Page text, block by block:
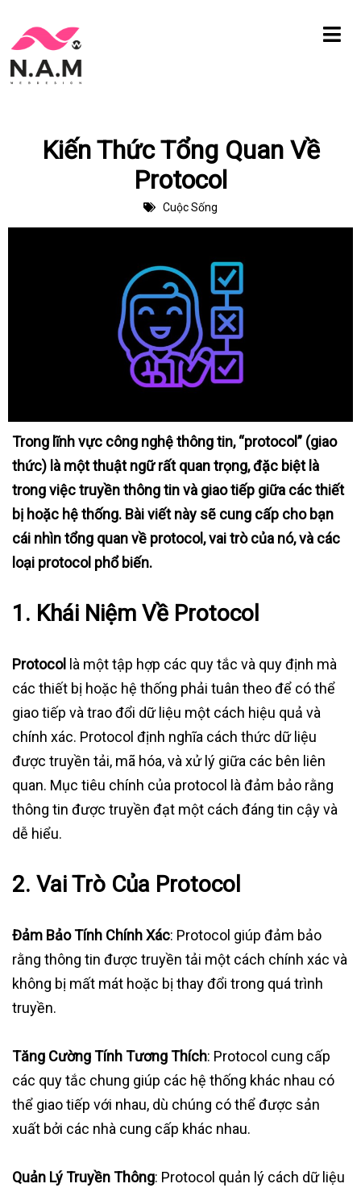
Chuyển
tới
Kiến Thức Tổng Quan Về
Protocol
Cuộc Sống
Trong lĩnh vực công nghệ thông tin, “protocol” (giao
thức) là một thuật ngữ rất quan trọng, đặc biệt là
trong việc truyền thông tin và giao tiếp giữa các thiết
bị hoặc hệ thống. Bài viết này sẽ cung cấp cho bạn
cái nhìn tổng quan về protocol, vai trò của nó, và các
loại protocol phổ biến.
1. Khái Niệm Về Protocol
Protocol là một tập hợp các quy tắc và quy định mà
các thiết bị hoặc hệ thống phải tuân theo để có thể
giao tiếp và trao đổi dữ liệu một cách hiệu quả và
chính xác. Protocol định nghĩa cách thức dữ liệu
được truyền tải, mã hóa, và xử lý giữa các bên liên
quan. Mục tiêu chính của protocol là đảm bảo rằng
thông tin được truyền đạt một cách đáng tin cậy và
dễ hiểu.
2. Vai Trò Của Protocol
Đảm Bảo Tính Chính Xác: Protocol giúp đảm bảo
rằng thông tin được truyền tải một cách chính xác và
không bị mất mát hoặc bị thay đổi trong quá trình
truyền.
Tăng Cường Tính Tương Thích: Protocol cung cấp
các quy tắc chung giúp các hệ thống khác nhau có
thể giao tiếp với nhau, dù chúng có thể được sản
xuất bởi các nhà cung cấp khác nhau.
Quản Lý Truyền Thông: Protocol quản lý cách dữ liệu